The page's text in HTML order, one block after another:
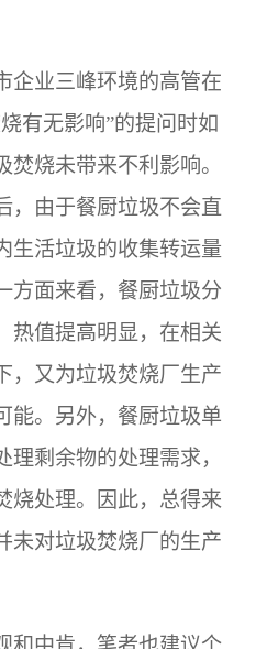
企业三峰环境的高管在
有无影响”的提问时如
烧未带来不利影响。
，由于餐厨垃圾不会直
生活垃圾的收集转运量
方面来看，餐厨垃圾分
热值提高明显，在相关
，又为垃圾焚烧厂生产
能。另外，餐厨垃圾单
剩余物的处理需求，
烧处理。因此，总得来
未对垃圾焚烧厂的生产